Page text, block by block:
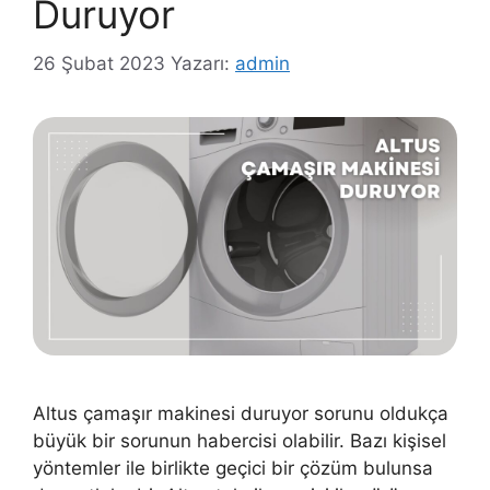
Duruyor
26 Şubat 2023 Yazarı: admin
Altus çamaşır makinesi duruyor sorunu oldukça
büyük bir sorunun habercisi olabilir. Bazı kişisel
yöntemler ile birlikte geçici bir çözüm bulunsa